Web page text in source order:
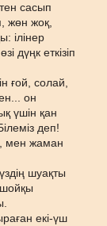
сасып
жөн жоқ,
ілінер
дүңк еткізіп
ғой, солай,
он
үшін қан
деп!
мен жаман
шуақты
шойқы
екі-үш